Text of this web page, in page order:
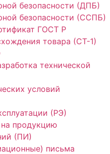
безопасности (ДПБ)
безопасности (ССПБ)
ГОСТ Р
товара (СТ-1)
технической
условий
(РЭ)
продукцию
(ПИ)
письма